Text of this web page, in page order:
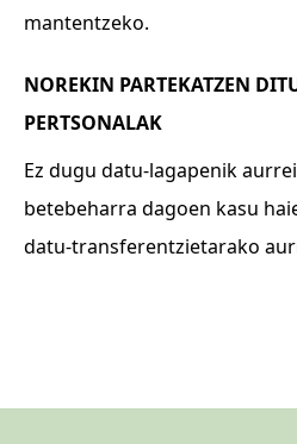
mantentzeko.
NOREKIN PARTEKATZEN
PERTSONALAK
Ez dugu datu-lagapenik
betebeharra dagoen kasu
datu-transferentzietarako